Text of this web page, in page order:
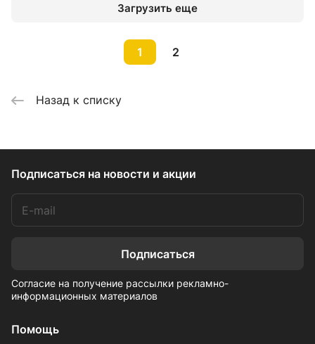
Загрузить еще
1 2
Назад к списку
Подписаться на новости и акции
Подписаться
Согласие на получение рассылки рекламно-
информационных материалов
Помощь